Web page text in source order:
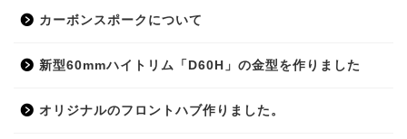
カーボンスポークについて
新型60mmハイトリム「D60H」の金型を作りました
オリジナルのフロントハブ作りました。